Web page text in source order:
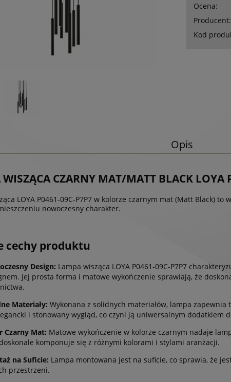
Ocena:
Producent:
Kod
Opis
CZARNY MAT/MATT BLACK LOYA
LOYA P0461-09C-P7P7 w kolorze czarnym mat (Matt Black)
nowoczesny charakter.
cechy produktu
Design: Lampa wisząca LOYA P0461-09C-P7P7
Jej prosta forma i matowe wykończenie sprawiają, że
Materiały: Wykonana z solidnych materiałów, lampa
i stonowany wygląd, co czyni ją uniwersalnym dodatkiem
Czarny Mat: Matowe wykończenie w kolorze czarnym nadaje
komponuje się z różnymi kolorami i stylami aranżacji.
na Suficie: Lampa montowana jest na suficie, co sprawia, że
przestrzeni.